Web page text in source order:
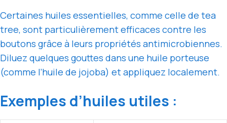
Certaines huiles essentielles, comme celle de tea
tree, sont particulièrement efficaces contre les
boutons grâce à leurs propriétés antimicrobiennes.
Diluez quelques gouttes dans une huile porteuse
(comme l’huile de jojoba) et appliquez localement.
Exemples d’huiles utiles :